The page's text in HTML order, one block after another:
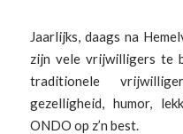
Jaarlijks, daags na
zijn vele vrijwilligers te
traditionele
gezelligheid, humor,
ONDO op z’n best.